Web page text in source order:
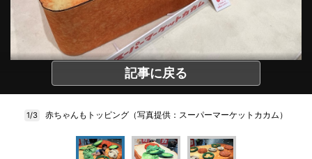
記事に戻る
1/3 赤ちゃんもトッピング（写真提供：スーパーマーケットカカム）